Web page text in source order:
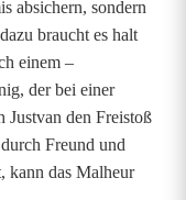
absichern, sondern
braucht es halt
einem –
der bei einer
Justvan den Freistoß
Freund und
kann das Malheur